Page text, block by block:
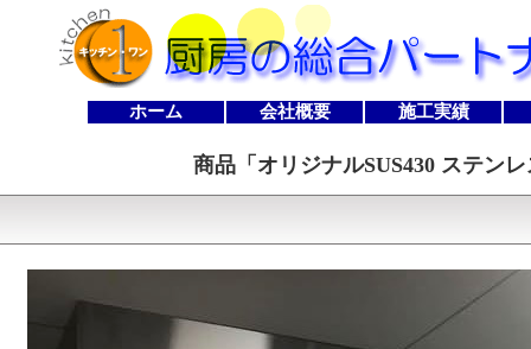
ホーム 会社概要 施工実績
商品「 オリジナルSUS430 ステン